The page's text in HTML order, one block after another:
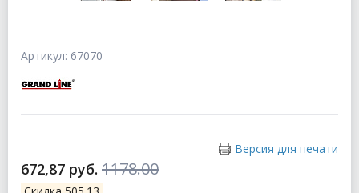
Артикул: 67070
Версия для печати
672,87 руб. 1178.00